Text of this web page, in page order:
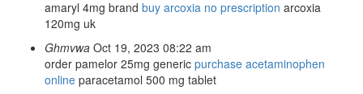
amaryl 4mg brand buy arcoxia no prescription arcoxia
120mg uk
Ghmvwa Oct 19, 2023 08:22 am
order pamelor 25mg generic purchase acetaminophen
online paracetamol 500 mg tablet